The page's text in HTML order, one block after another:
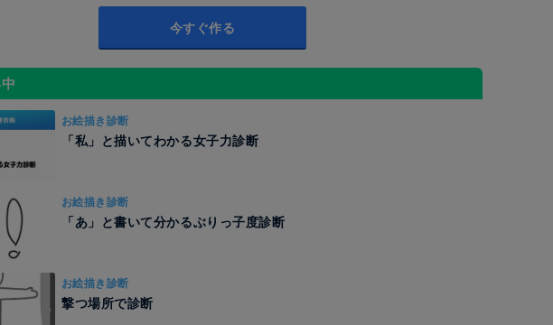
今すぐ作る
お絵描き診断
「私」と描いてわかる女子力診断
お絵描き診断
「あ」と書いて分かるぶりっ子度診断
お絵描き診断
撃つ場所で診断